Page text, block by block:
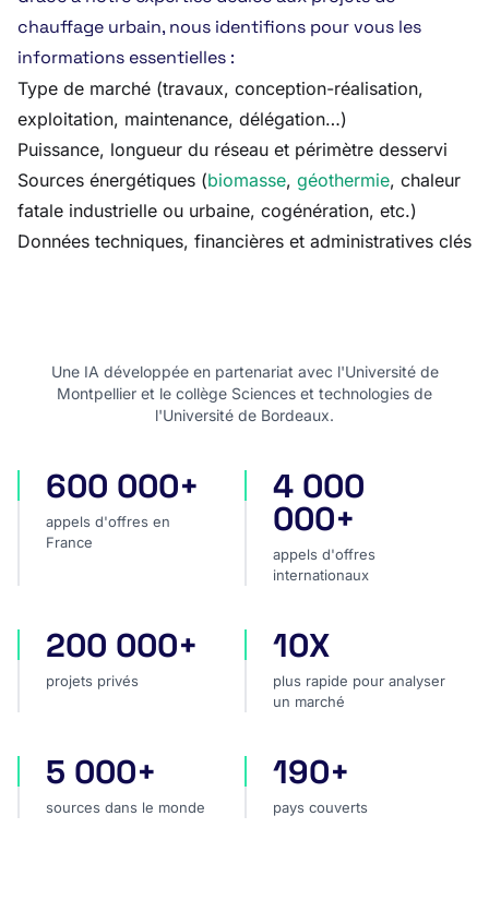
chauffage urbain, nous identifions pour vous les
informations essentielles :
Type de marché (travaux, conception-réalisation,
exploitation, maintenance, délégation…)
Puissance, longueur du réseau et périmètre desservi
Sources énergétiques (biomasse, géothermie, chaleur
fatale industrielle ou urbaine, cogénération, etc.)
Données techniques, financières et administratives clés
Une IA développée en partenariat avec l'Université de
Montpellier et le collège Sciences et technologies de
l'Université de Bordeaux.
appels d'offres en France
600 000+
appels d'offres en
France
appels d'offres
4 000
000+
appels d'offres
internationaux
projets privés
200 000+
projets privés
plus rapide pour analyser
10X
plus rapide pour analyser
un marché
sources dans le monde
5 000+
sources dans le monde
pays couverts
190+
pays couverts